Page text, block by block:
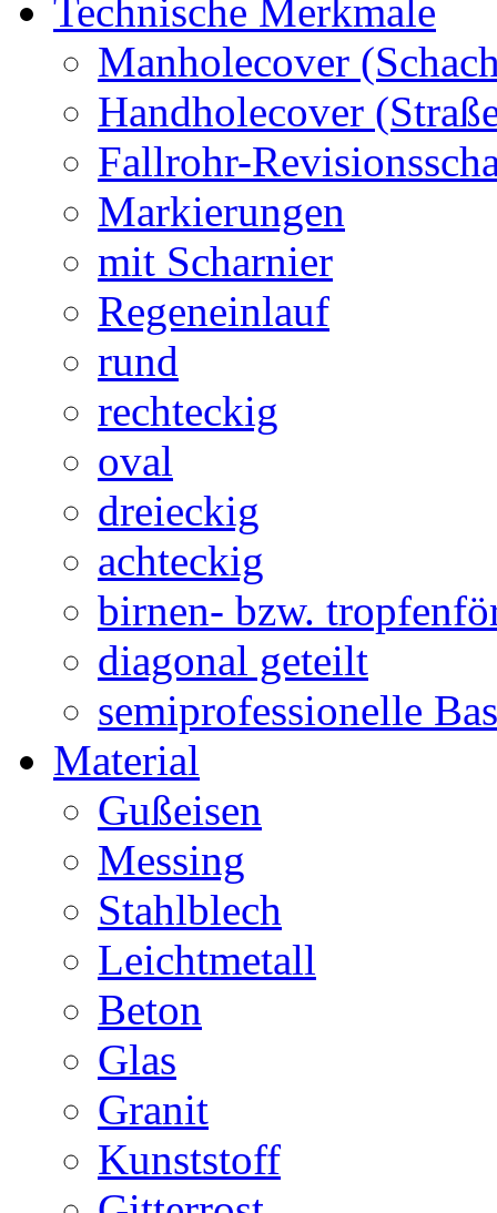
Technische Merkmale
Manholecover
Handholecover
Fallrohr-
Markierungen
mit Scharnier
Regeneinlauf
rund
rechteckig
oval
dreieckig
achteckig
birnen- bzw.
diagonal geteilt
semiprofessionelle
Material
Gußeisen
Messing
Stahlblech
Leichtmetall
Beton
Glas
Granit
Kunststoff